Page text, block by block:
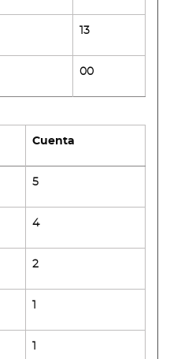
13
00
Cuenta
5
4
2
1
1